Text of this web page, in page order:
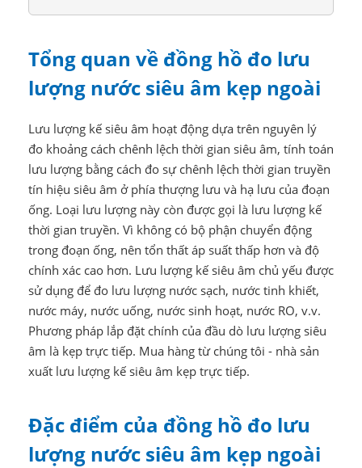
Tổng quan về đồng hồ đo lưu
lượng nước siêu âm kẹp ngoài
Lưu lượng kế siêu âm hoạt động dựa trên nguyên lý
đo khoảng cách chênh lệch thời gian siêu âm, tính toán
lưu lượng bằng cách đo sự chênh lệch thời gian truyền
tín hiệu siêu âm ở phía thượng lưu và hạ lưu của đoạn
ống. Loại lưu lượng này còn được gọi là lưu lượng kế
thời gian truyền. Vì không có bộ phận chuyển động
trong đoạn ống, nên tổn thất áp suất thấp hơn và độ
chính xác cao hơn. Lưu lượng kế siêu âm chủ yếu được
sử dụng để đo lưu lượng nước sạch, nước tinh khiết,
nước máy, nước uống, nước sinh hoạt, nước RO, v.v.
Phương pháp lắp đặt chính của đầu dò lưu lượng siêu
âm là kẹp trực tiếp. Mua hàng từ chúng tôi - nhà sản
xuất lưu lượng kế siêu âm kẹp trực tiếp.
Đặc điểm của đồng hồ đo lưu
lượng nước siêu âm kẹp ngoài